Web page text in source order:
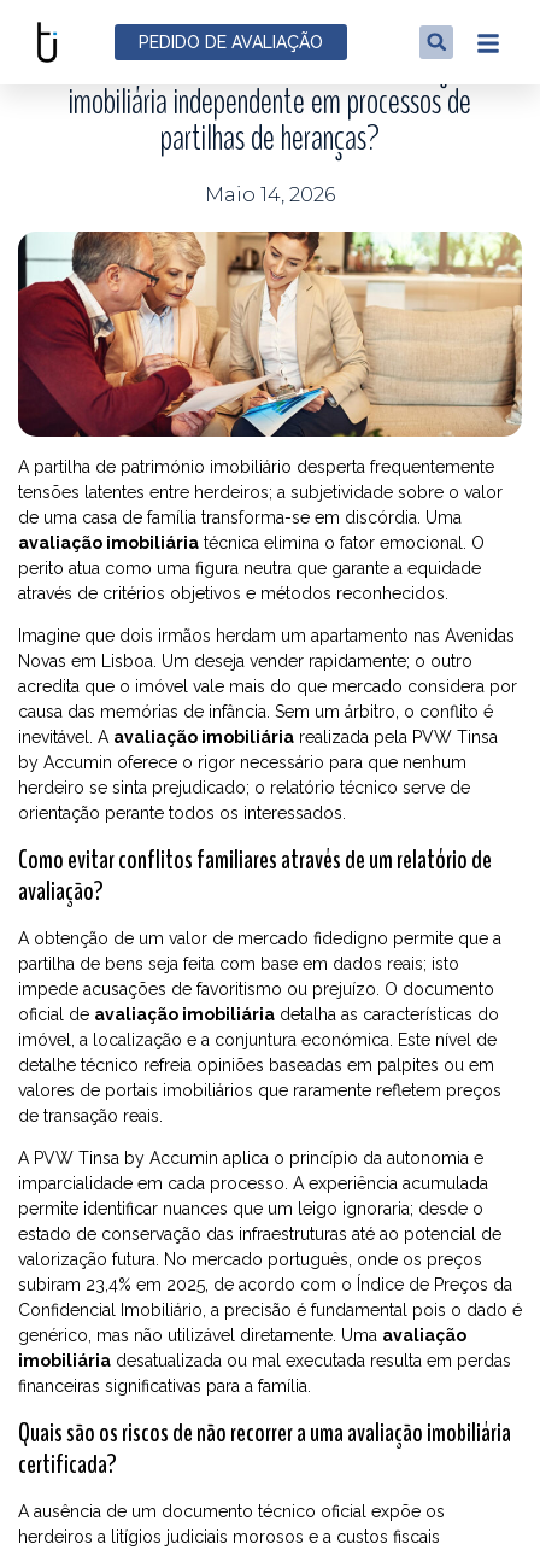
PEDIDO DE AVALIAÇÃO
NOTÍCIAS
Por que é importante fazer uma avaliação
imobiliária independente em processos de
partilhas de heranças?
Maio 14, 2026
A partilha de património imobiliário desperta frequentemente
tensões latentes entre herdeiros; a subjetividade sobre o valor
de uma casa de família transforma-se em discórdia. Uma
avaliação imobiliária técnica elimina o fator emocional. O
perito atua como uma figura neutra que garante a equidade
através de critérios objetivos e métodos reconhecidos.
Imagine que dois irmãos herdam um apartamento nas Avenidas
Novas em Lisboa. Um deseja vender rapidamente; o outro
acredita que o imóvel vale mais do que mercado considera por
causa das memórias de infância. Sem um árbitro, o conflito é
inevitável. A avaliação imobiliária realizada pela PVW Tinsa
by Accumin oferece o rigor necessário para que nenhum
herdeiro se sinta prejudicado; o relatório técnico serve de
orientação perante todos os interessados.
Como evitar conflitos familiares através de um relatório de
avaliação?
A obtenção de um valor de mercado fidedigno permite que a
partilha de bens seja feita com base em dados reais; isto
impede acusações de favoritismo ou prejuízo. O documento
oficial de avaliação imobiliária detalha as características do
imóvel, a localização e a conjuntura económica. Este nível de
detalhe técnico refreia opiniões baseadas em palpites ou em
valores de portais imobiliários que raramente refletem preços
de transação reais.
A PVW Tinsa by Accumin aplica o princípio da autonomia e
imparcialidade em cada processo. A experiência acumulada
permite identificar nuances que um leigo ignoraria; desde o
estado de conservação das infraestruturas até ao potencial de
valorização futura. No mercado português, onde os preços
subiram 23,4% em 2025, de acordo com o Índice de Preços da
Confidencial Imobiliário, a precisão é fundamental pois o dado é
genérico, mas não utilizável diretamente. Uma avaliação
imobiliária desatualizada ou mal executada resulta em perdas
financeiras significativas para a família.
Quais são os riscos de não recorrer a uma avaliação imobiliária
certificada?
A ausência de um documento técnico oficial expõe os
herdeiros a litígios judiciais morosos e a custos fiscais